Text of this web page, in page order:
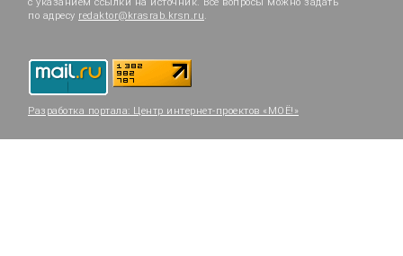
с указанием ссылки на источник. Все вопросы можно задать
по адресу redaktor@krasrab.krsn.ru.
Разработка портала: Центр интернет-проектов «МОЁ!»